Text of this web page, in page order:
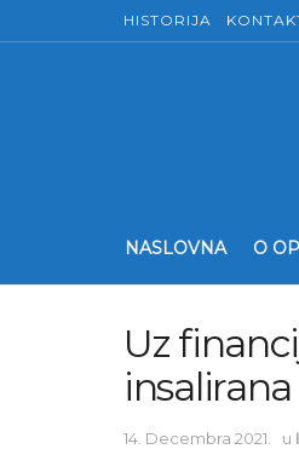
HISTORIJA
NASLOVNA O
Uz
14. Decembra 2021. u